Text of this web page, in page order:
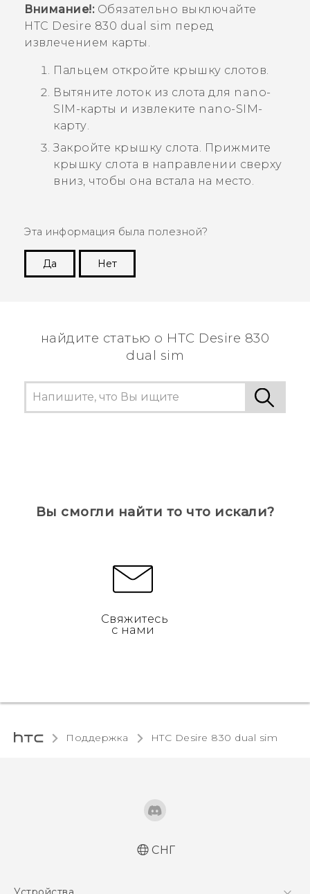
Внимание!:Обязательно выключайте
HTC Desire 830 dual sim перед
извлечением карты.
Пальцем откройте крышку слотов.
Вытяните лоток из слота для nano-
SIM -карты и извлеките nano-SIM-
карту.
Закройте крышку слота. Прижмите
крышку слота в направлении сверху
вниз, чтобы она встала на место.
Эта информация была полезной?
Да
Нет
найдите статью о HTC Desire 830
dual sim
Вы смогли найти то что искали?
Свяжитесь
с нами
Поддержка HTC Desire 830 dual sim‎
СНГ